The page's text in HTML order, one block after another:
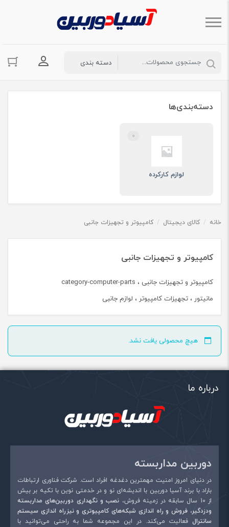
ورود به
دسته‌بندی‌ها
لوازم کارکرده
0
خانه / کالای دیجیتال / کامپیوتر و تجهیزات جانبی
کامپیوتر و تجهیزات جانبی
کامپیوتر و تجهیزات جانبی ، category-computer-parts
مانیتور ، تجهیزات کامپیوتر ، لوازم جانبی
هیچ محصولی یافت نشد.
درباره ما
دوربین مداربسته
در دنیای امروز امنیت مهمترین دغدغه افراد است. شرکت فناوری ارتباطات
باراد با برند آسیا دوربین با اندیشه‌ای نو و در خدمتی نوین با تکیه بر بیش
از 10 سال سابقه در زمینه فروش،
نصب و نگهداری دوربین‌های مداربسته
ودزدگیر، فروش و راه اندازی شبکه‌های کامپیوتری و نیزراه اندازی سیستم
سانترال فعالیت می‌کند. در این مجموعه شما به راحتی می‌توانید با